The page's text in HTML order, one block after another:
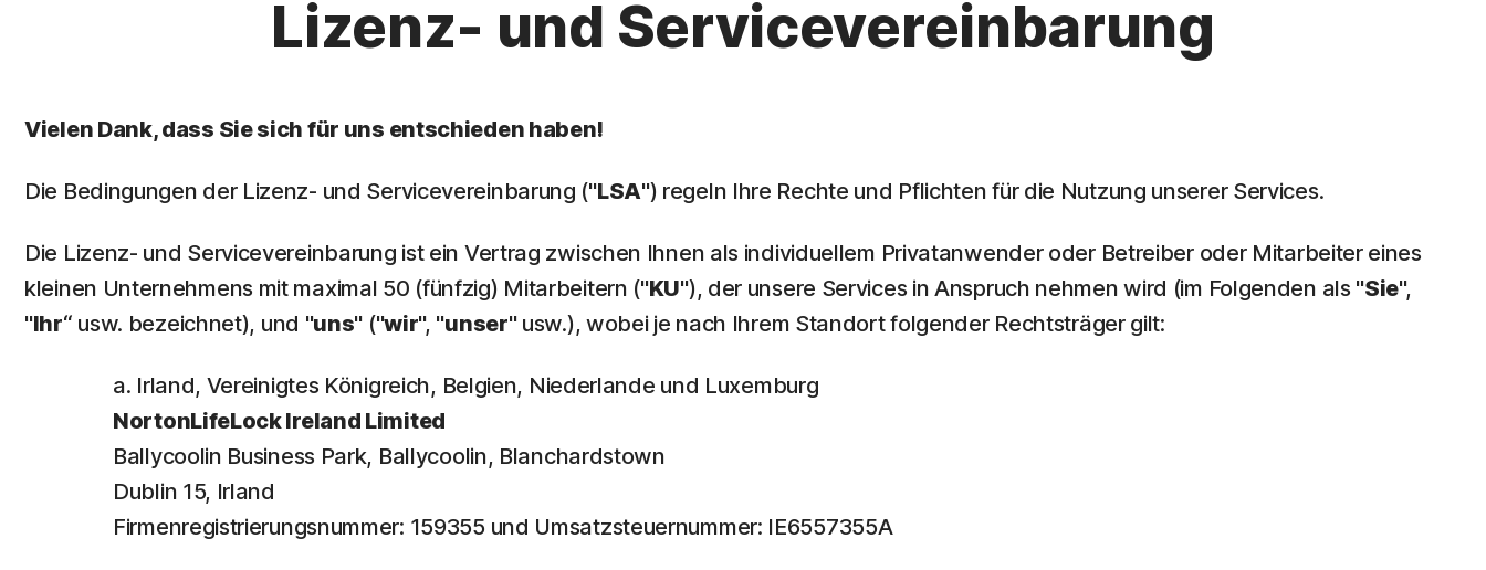
Lizenz- und Servicevereinbarung
Vielen Dank, dass Sie sich für uns entschieden haben!
Die Bedingungen der Lizenz- und Servicevereinbarung ("LSA") regeln Ihre Rechte und Pflichten für die Nutzung unserer Services.
Die Lizenz- und Servicevereinbarung ist ein Vertrag zwischen Ihnen als individuellem Privatanwender oder Betreiber oder Mitarbeiter eines
kleinen Unternehmens mit maximal 50 (fünfzig) Mitarbeitern ("KU"), der unsere Services in Anspruch nehmen wird (im Folgenden als "Sie",
"Ihr“ usw. bezeichnet), und "uns" ("wir", "unser" usw.), wobei je nach Ihrem Standort folgender Rechtsträger gilt:
a. Irland, Vereinigtes Königreich, Belgien, Niederlande und Luxemburg
NortonLifeLock Ireland Limited
Ballycoolin Business Park, Ballycoolin, Blanchardstown
Dublin 15, Irland
Firmenregistrierungsnummer: 159355 und Umsatzsteuernummer: IE6557355A